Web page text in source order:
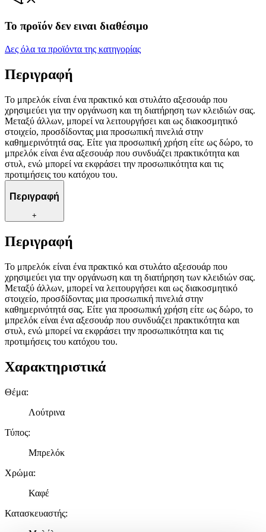
Το προϊόν δεν ειναι διαθέσιμο
Δες όλα τα προϊόντα της κατηγορίας
Περιγραφή
Το μπρελόκ είναι ένα πρακτικό και στυλάτο αξεσουάρ που
χρησιμεύει για την οργάνωση και τη διατήρηση των κλειδιών σας.
Μεταξύ άλλων, μπορεί να λειτουργήσει και ως διακοσμητικό
στοιχείο, προσδίδοντας μια προσωπική πινελιά στην
καθημερινότητά σας. Είτε για προσωπική χρήση είτε ως δώρο, το
μπρελόκ είναι ένα αξεσουάρ που συνδυάζει πρακτικότητα και
στυλ, ενώ μπορεί να εκφράσει την προσωπικότητα και τις
προτιμήσεις του κατόχου του.
Περιγραφή
+
Περιγραφή
Το μπρελόκ είναι ένα πρακτικό και στυλάτο αξεσουάρ που
χρησιμεύει για την οργάνωση και τη διατήρηση των κλειδιών σας.
Μεταξύ άλλων, μπορεί να λειτουργήσει και ως διακοσμητικό
στοιχείο, προσδίδοντας μια προσωπική πινελιά στην
καθημερινότητά σας. Είτε για προσωπική χρήση είτε ως δώρο, το
μπρελόκ είναι ένα αξεσουάρ που συνδυάζει πρακτικότητα και
στυλ, ενώ μπορεί να εκφράσει την προσωπικότητα και τις
προτιμήσεις του κατόχου του.
Χαρακτηριστικά
Θέμα:
Λούτρινα
Τύπος:
Μπρελόκ
Χρώμα:
Καφέ
Κατασκευαστής: